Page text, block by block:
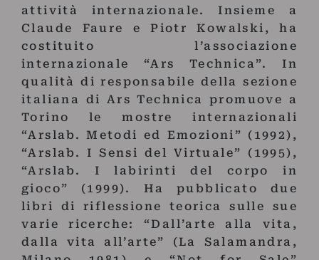
attività internazionale. Insieme a
Claude Faure e Piotr Kowalski, ha
costituito l’associazione
internazionale “Ars Technica”. In
qualità di responsabile della sezione
italiana di Ars Technica promuove a
Torino le mostre internazionali
“Arslab. Metodi ed Emozioni” (1992),
“Arslab. I Sensi del Virtuale” (1995),
“Arslab. I labirinti del corpo in
gioco” (1999). Ha pubblicato due
libri di riflessione teorica sulle sue
varie ricerche: “Dall’arte alla vita,
dalla vita all’arte” (La Salamandra,